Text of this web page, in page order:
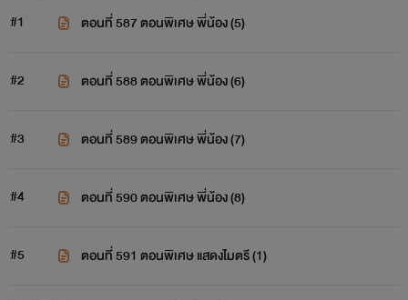
#1 ตอนที่ 587 ตอนพิเศษ พี่น้อง (5)
#2 ตอนที่ 588 ตอนพิเศษ พี่น้อง (6)
#3 ตอนที่ 589 ตอนพิเศษ พี่น้อง (7)
#4 ตอนที่ 590 ตอนพิเศษ พี่น้อง (8)
#5 ตอนที่ 591 ตอนพิเศษ แสดงไมตรี (1)